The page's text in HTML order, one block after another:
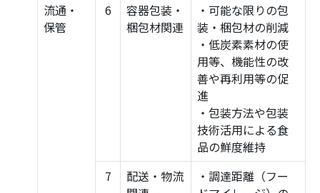
流通・
保管
6
容器包装・
梱包材関連
・可能な限りの包
装・梱包材の削減
・低炭素素材の使
用等、機能性の改
善や再利用等の促
進
・包装方法や包装
技術活用による食
品の鮮度維持
7
配送・物流
・調達距離（フー